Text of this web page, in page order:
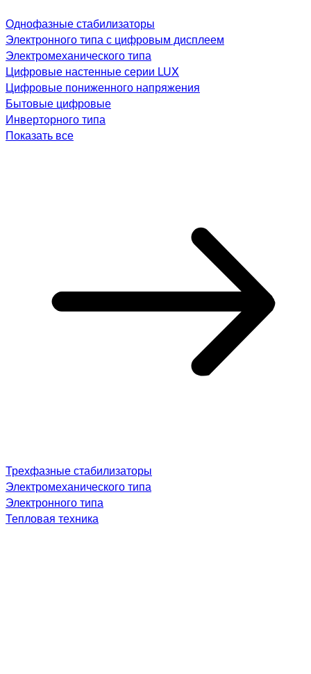
Однофазные стабилизаторы
Электронного типа с цифровым дисплеем
Электромеханического типа
Цифровые настенные серии LUX
Цифровые пониженного напряжения
Бытовые цифровые
Инверторного типа
Показать все
Трехфазные стабилизаторы
Электромеханического типа
Электронного типа
Тепловая техника